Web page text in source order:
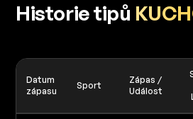
Historie tipů
Datum
zápasu
Sport
Zápas /
Událost